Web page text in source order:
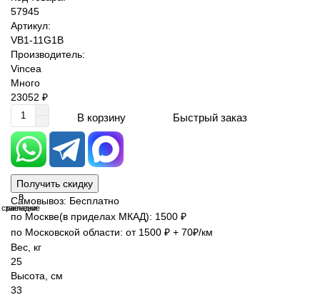
57945
Артикул:
VB1-11G1B
Производитель:
Vincea
Много
23052 ₽
В корзину Быстрый заказ
Получить скидку
В
закладки
В
сравнение
Самовывоз: Бесплатно
по Москве(в приделах МКАД): 1500 ₽
по Московской области: от 1500 ₽ + 70₽/км
Вес, кг
25
Высота, см
33